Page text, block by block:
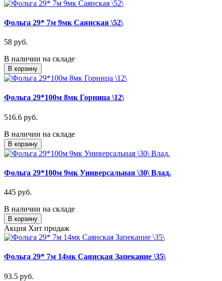
Фольга 29* 7м 9мк Саянская \52\
58 руб.
В наличии на складе
В корзину
Фольга 29*100м 8мк Горница \12\
516.6 руб.
В наличии на складе
В корзину
Фольга 29*100м 9мк Универсальная \30\ Влад.
445 руб.
В наличии на складе
В корзину
Акция Хит продаж
Фольга 29* 7м 14мк Саянская Запекание \35\
93.5 руб.